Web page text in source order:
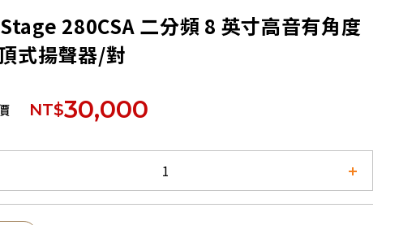
280CSA 二分頻 8 英寸高音有角度
式揚聲器/對
NT$30,000